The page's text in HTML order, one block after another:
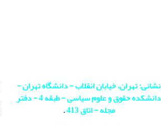
نشانی: تهران، خیابان انقلاب - دانشگاه تهران -
دانشکده حقوق و علوم سیاسی - طبقه 4 - دفتر
مجله - اتاق 413
.